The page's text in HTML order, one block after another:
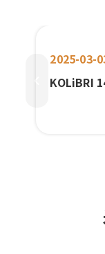
2025-03-
KOLiBRI